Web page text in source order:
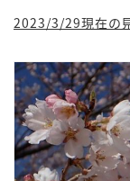
2023/3/29現在の